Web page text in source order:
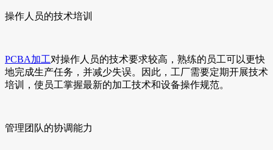
操作人员的技术培训
PCBA加工对操作人员的技术要求较高，熟练的员工可以更快
地完成生产任务，并减少失误。因此，工厂需要定期开展技术
培训，使员工掌握最新的加工技术和设备操作规范。
管理团队的协调能力